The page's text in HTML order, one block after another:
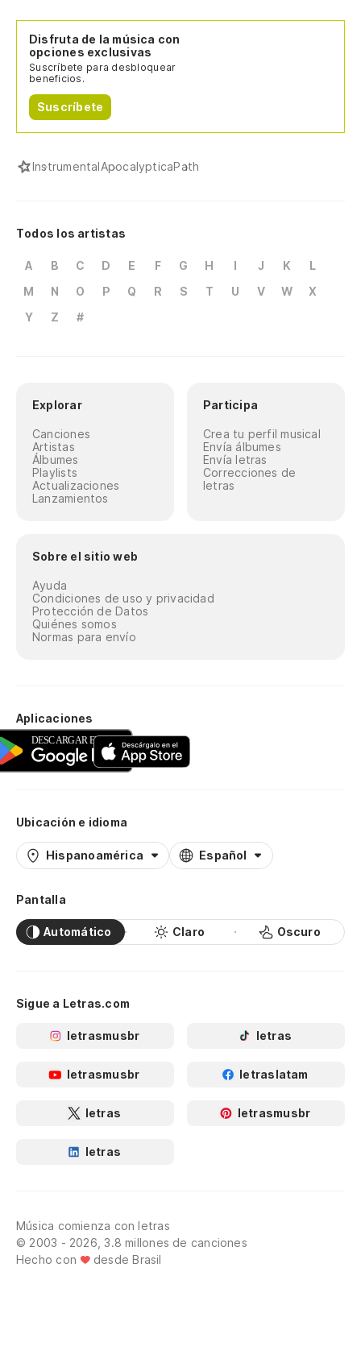
Disfruta de la música con
opciones exclusivas
Suscríbete para desbloquear
beneficios.
Suscríbete
InstrumentalApocalypticaPath
Todos los artistas
A B C D E F G H I J K
L
M
N O P Q R S T U V W
X
Y
Z #
Explorar
Canciones
Artistas
Álbumes
Playlists
Actualizaciones
Lanzamientos
Participa
Crea tu perfil musical
Envía álbumes
Envía letras
Correcciones de
letras
Sobre el sitio web
Ayuda
Condiciones de uso y privacidad
Protección de Datos
Quiénes somos
Normas para envío
Aplicaciones
Ubicación e idioma
Hispanoamérica Español
Pantalla
Automático Claro Oscuro
Sigue a Letras.com
letrasmusbr letras
letrasmusbr letraslatam
letras letrasmusbr
letras
Música comienza con letras
© 2003 - 2026, 3.8 millones de canciones
Hecho con
desde Brasil